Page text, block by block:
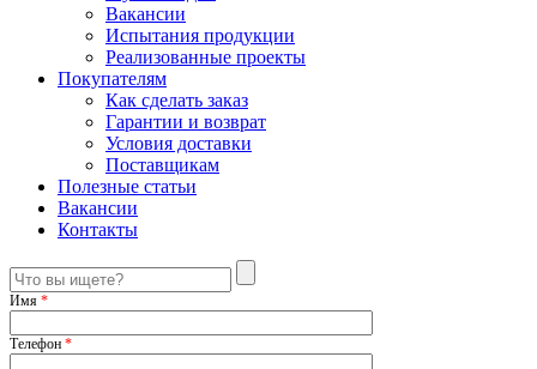
Вакансии
Испытания продукции
Реализованные проекты
Покупателям
Как сделать заказ
Гарантии и возврат
Условия доставки
Поставщикам
Полезные статьи
Вакансии
Контакты
Имя *
Телефон *